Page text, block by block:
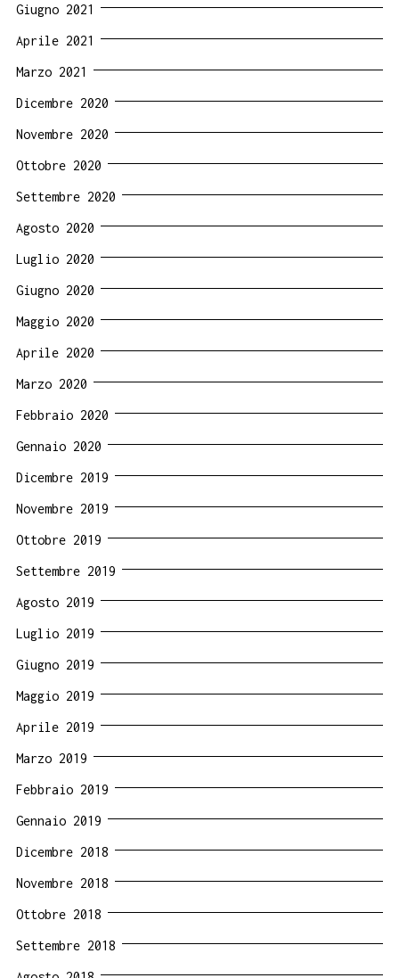
Giugno 2021
Aprile 2021
Marzo 2021
Dicembre 2020
Novembre 2020
Ottobre 2020
Settembre 2020
Agosto 2020
Luglio 2020
Giugno 2020
Maggio 2020
Aprile 2020
Marzo 2020
Febbraio 2020
Gennaio 2020
Dicembre 2019
Novembre 2019
Ottobre 2019
Settembre 2019
Agosto 2019
Luglio 2019
Giugno 2019
Maggio 2019
Aprile 2019
Marzo 2019
Febbraio 2019
Gennaio 2019
Dicembre 2018
Novembre 2018
Ottobre 2018
Settembre 2018